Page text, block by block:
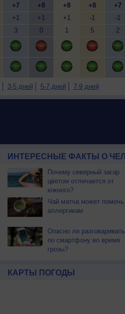
+7
+1
3
+8
+1
0
+8
+1
1
+8
-1
5
+7
-1
2
3-5 дней 5-7 дней 7-9 дней
ИНТЕРЕСНЫЕ ФАКТЫ О
Почему северный загар
цветом отличается от
южного?
Чай матча может помочь
аллергикам
Опасно ли разговаривать
по смартфону во время
грозы?
КАРТЫ ПОГОДЫ